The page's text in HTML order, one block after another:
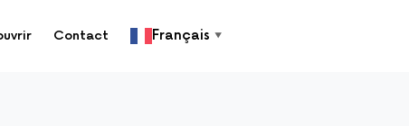
Contact Français ▼